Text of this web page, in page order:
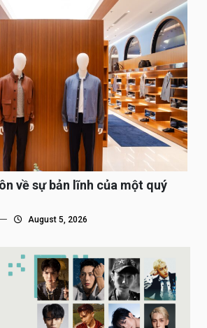
về sự bản lĩnh của một quý
August 5, 2026